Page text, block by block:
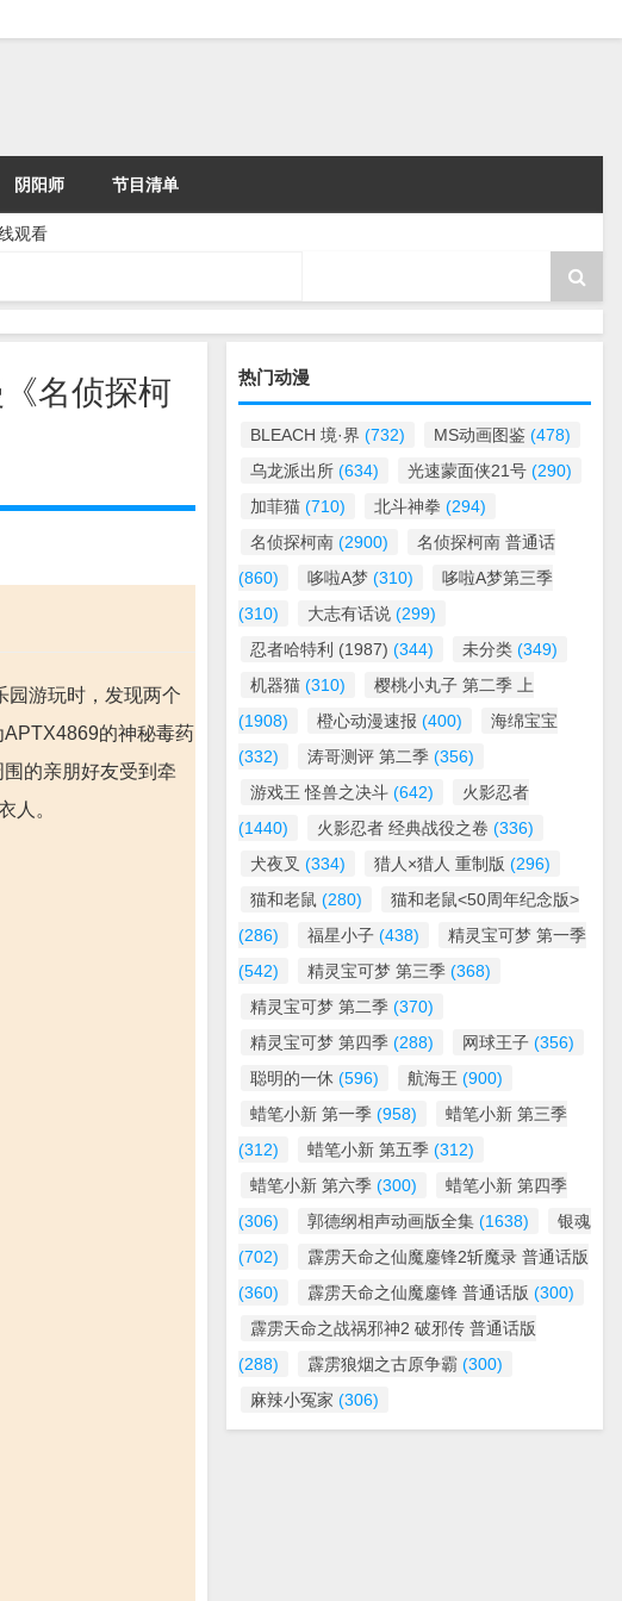
阴阳师 节目清单
观看
名侦探柯
园游玩时，发现两个
的神秘毒药
的亲朋好友受到牵
人。
热门动漫
BLEACH 境·界 (732) MS动画图鉴 (478)
乌龙派出所 (634) 光速蒙面侠21号 (290)
加菲猫 (710) 北斗神拳 (294)
名侦探柯南 (2900)
名侦探柯南 普通话
(860)
哆啦A梦 (310)
哆啦A梦第三季
(310)
大志有话说 (299)
忍者哈特利 (1987) (344) 未分类 (349)
机器猫 (310)
樱桃小丸子 第二季 上
(1908)
橙心动漫速报 (400)
海绵宝宝
(332)
涛哥测评 第二季 (356)
游戏王 怪兽之决斗 (642)
火影忍者
(1440)
火影忍者 经典战役之卷 (336)
犬夜叉 (334) 猎人×猎人 重制版 (296)
猫和老鼠 (280)
猫和老鼠<50周年纪念版>
(286)
福星小子 (438)
精灵宝可梦 第一季
(542)
精灵宝可梦 第三季 (368)
精灵宝可梦 第二季 (370)
精灵宝可梦 第四季 (288) 网球王子 (356)
聪明的一休 (596) 航海王 (900)
蜡笔小新 第一季 (958)
蜡笔小新 第三季
(312)
蜡笔小新 第五季 (312)
蜡笔小新 第六季 (300)
蜡笔小新 第四季
(306)
郭德纲相声动画版全集 (1638)
银魂
(702)
霹雳天命之仙魔鏖锋2斩魔录 普通话版
(360)
霹雳天命之仙魔鏖锋 普通话版 (300)
霹雳天命之战祸邪神2 破邪传 普通话版
(288)
霹雳狼烟之古原争霸 (300)
麻辣小冤家 (306)